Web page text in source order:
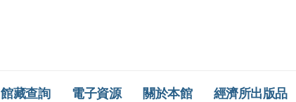
館
館藏查詢 電子資源 關於本館 經濟所出版品